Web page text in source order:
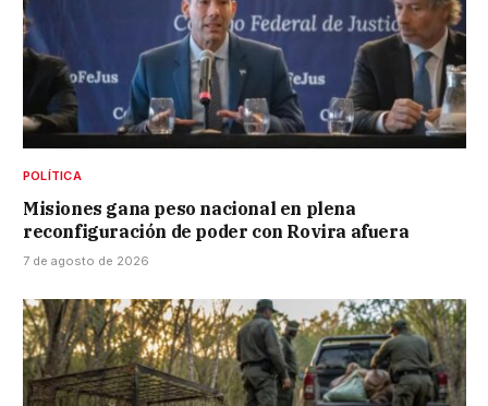
POLÍTICA
Misiones gana peso nacional en plena
reconfiguración de poder con Rovira afuera
7 de agosto de 2026